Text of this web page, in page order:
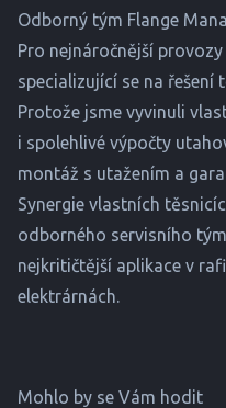
Odborný tým Flange
Pro nejnáročnější
specializující se na
Protože jsme vyvinuli
i spolehlivé výpočty
montáž s utažením a
Synergie vlastních
odborného servisního
nejkritičtější aplikace v
elektrárnách.
Mohlo by se Vám hodit